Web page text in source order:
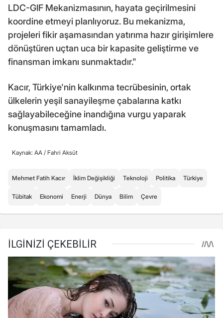
LDC-GIF Mekanizmasının, hayata geçirilmesini
koordine etmeyi planlıyoruz. Bu mekanizma,
projeleri fikir aşamasından yatırıma hazır girişimlere
dönüştüren uçtan uca bir kapasite geliştirme ve
finansman imkanı sunmaktadır."
Kacır, Türkiye'nin kalkınma tecrübesinin, ortak
ülkelerin yeşil sanayileşme çabalarına katkı
sağlayabileceğine inandığına vurgu yaparak
konuşmasını tamamladı.
Kaynak: AA / Fahri Aksüt
Mehmet Fatih Kacır İklim Değişikliği Teknoloji Politika Türkiye
Tübitak Ekonomi Enerji Dünya Bilim Çevre